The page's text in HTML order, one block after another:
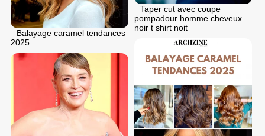
Balayage caramel tendances
2025
Taper cut avec coupe
pompadour homme cheveux
noir t shirt noit